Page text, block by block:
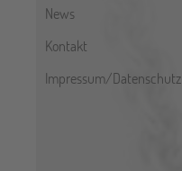
News
Kontakt
Impressum/Datenschutz